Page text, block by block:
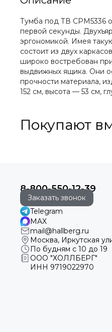
Тумба под ТВ CPM5336
первой секунды.
эргономикой. Имея
состоит из двух
широко востребован
выдвижных ящика. Они
прочности материала,
152 см, высота — 53 см,
Покупают
8-800-550-12-39
Заказать звонок
Telegram
MAX
mail@hallberg.ru
Москва, Иркутская
По будням с 10 до 19
ООО "ХОЛЛБЕРГ"
ИНН 9719022970